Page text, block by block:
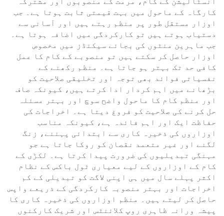
کارگاہ کے ماحول میں بہت قیمتی ثابت ہوتا ہے۔ جب
اوزار مستقل طور پر منظم رہتے ہیں اور آسانی سے
دستیاب ہوتے ہیں تو کارکردگی میں اضافہ ہوتا ہے۔
جب ماہرین منٹوں کی بجائے سیکنڈز میں مخصوص
اوزار حاصل کر سکتے ہیں تو منصوبے کے کام کا عمل
کافی حد تک بہتر ہو جاتا ہے۔ منظم رکھنے کے
نفسیاتی فوائد بھی توجہ اور تخلیقی صلاحیت کو
بڑھانے میں اہم کردار ادا کرتے ہیں، کیونکہ صاف
اور منظم کام کا ماحول واضح سوچ اور بہتر مسئلہ
حل کرنے کی صلاحیت کو فروغ دیتا ہے۔ اخراجات کی
حفاظت ایک اور اہم فائدہ ہے، کیونکہ مناسب
اوزاروں کی ذخیرہ کاری سے ابتدائی پہننے، زنگ
لگنے اور غیر متعمد نقصان کو روکا جاتا ہے جو
مہنگی تبدیلیوں کی ضرورت پیدا کرتا ہے۔ لکڑی کے
کام کے اوزاروں کے لیے معیاری ٹول باکس کے نظام
اکثر پہلے سال میں ہی اپنی لاگت کو تبدیلی کے کم
اخراجات اور بہتر منصوبہ کارکردگی کے ذریعے واپس
حاصل کر لیتے ہیں۔ منظم اوزاروں کی ذخیرہ کاری کا
پیشہ ورانہ ظاہری روپ کلائنٹس اور شریک کارکنوں